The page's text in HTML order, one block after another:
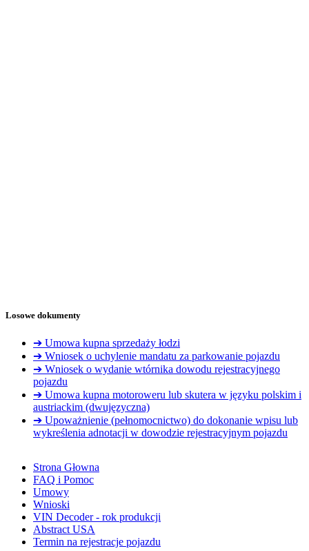
Losowe dokumenty
➔ Umowa kupna sprzedaży łodzi
➔ Wniosek o uchylenie mandatu za parkowanie pojazdu
➔ Wniosek o wydanie wtórnika dowodu rejestracyjnego
pojazdu
➔ Umowa kupna motoroweru lub skutera w języku polskim i
austriackim (dwujęzyczna)
➔ Upoważnienie (pełnomocnictwo) do dokonanie wpisu lub
wykreślenia adnotacji w dowodzie rejestracyjnym pojazdu
Strona Głowna
FAQ i Pomoc
Umowy
Wnioski
VIN Decoder - rok produkcji
Abstract USA
Termin na rejestracje pojazdu